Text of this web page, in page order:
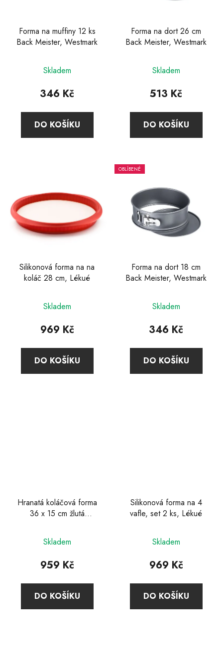
Forma na muffiny 12 ks
Back Meister, Westmark
Skladem
346 Kč
DO KOŠÍKU
Forma na dort 26 cm
Back Meister, Westmark
Skladem
513 Kč
DO KOŠÍKU
Silikonová forma na na
koláč 28 cm, Lékué
Skladem
969 Kč
DO KOŠÍKU
OBLÍBENÉ
Forma na dort 18 cm
Back Meister, Westmark
Skladem
346 Kč
DO KOŠÍKU
Hranatá koláčová forma
36 x 15 cm žlutá
Skladem
959 Kč
DO KOŠÍKU
Silikonová forma na 4
vafle, set 2 ks, Lékué
Skladem
969 Kč
DO KOŠÍKU